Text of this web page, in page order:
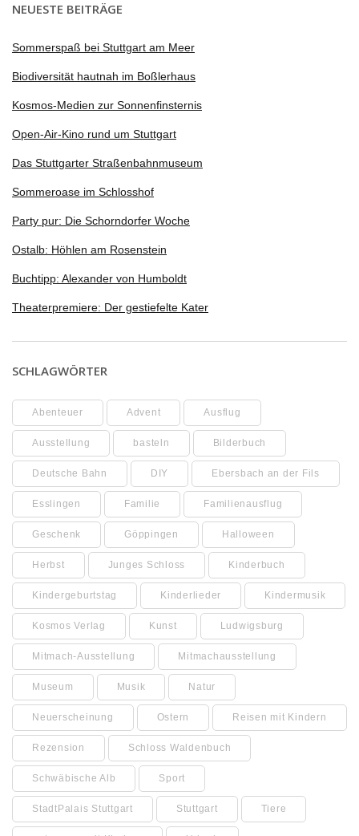
NEUESTE BEITRÄGE
Sommerspaß bei Stuttgart am Meer
Biodiversität hautnah im Boßlerhaus
Kosmos-Medien zur Sonnenfinsternis
Open-Air-Kino rund um Stuttgart
Das Stuttgarter Straßenbahnmuseum
Sommeroase im Schlosshof
Party pur: Die Schorndorfer Woche
Ostalb: Höhlen am Rosenstein
Buchtipp: Alexander von Humboldt
Theaterpremiere: Der gestiefelte Kater
SCHLAGWÖRTER
Abenteuer Advent Ausflug
Ausstellung basteln Bilderbuch
Deutsche Bahn DIY Ebersbach an der Fils
Esslingen Familie Familienausflug
Geschenk Göppingen Halloween
Herbst Junges Schloss Kinderbuch
Kindergeburtstag Kinderlieder Kindermusik
Kosmos Verlag Kunst Ludwigsburg
Mitmach-Ausstellung Mitmachausstellung
Museum Musik Natur
Neuerscheinung Ostern Reisen mit Kindern
Rezension Schloss Waldenbuch
Schwäbische Alb Sport
StadtPalais Stuttgart Stuttgart Tiere